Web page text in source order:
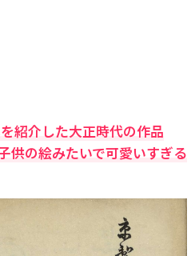
紹介した大正時代の作品
供の絵みたいで可愛いすぎる